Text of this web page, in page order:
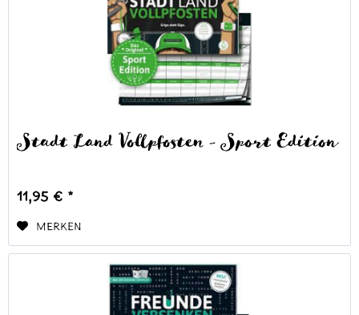
Stadt Land Vollpfosten - Sport Edition
11,95 € *
Merken